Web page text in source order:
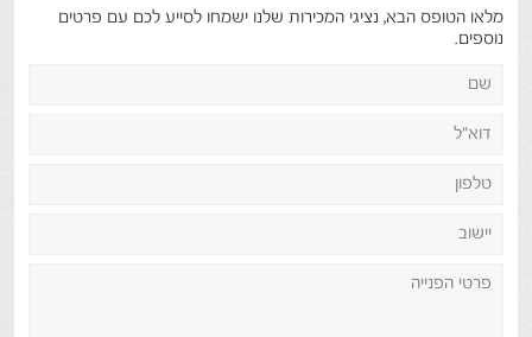
מלאו הטופס הבא, נציגי המכירות שלנו ישמחו לסייע לכם עם פרטים
נוספים.